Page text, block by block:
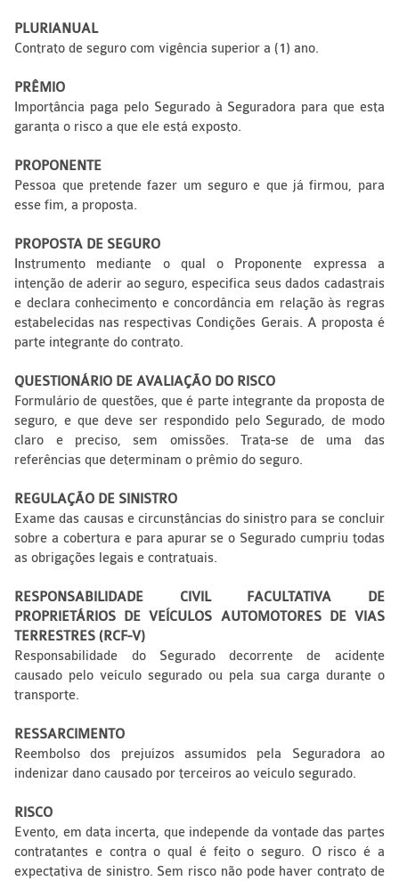
PLURIANUAL
Contrato de seguro com vigência superior a (1) ano.
PRÊMIO
Importância paga pelo Segurado à Seguradora para que esta
garanta o risco a que ele está exposto.
PROPONENTE
Pessoa que pretende fazer um seguro e que já firmou, para
esse fim, a proposta.
PROPOSTA DE SEGURO
Instrumento mediante o qual o Proponente expressa a
intenção de aderir ao seguro, especifica seus dados cadastrais
e declara conhecimento e concordância em relação às regras
estabelecidas nas respectivas Condições Gerais. A proposta é
parte integrante do contrato.
QUESTIONÁRIO DE AVALIAÇÃO DO RISCO
Formulário de questões, que é parte integrante da proposta de
seguro, e que deve ser respondido pelo Segurado, de modo
claro e preciso, sem omissões. Trata-se de uma das
referências que determinam o prêmio do seguro.
REGULAÇÃO DE SINISTRO
Exame das causas e circunstâncias do sinistro para se concluir
sobre a cobertura e para apurar se o Segurado cumpriu todas
as obrigações legais e contratuais.
RESPONSABILIDADE CIVIL FACULTATIVA DE
PROPRIETÁRIOS DE VEÍCULOS AUTOMOTORES DE VIAS
TERRESTRES (RCF-V)
Responsabilidade do Segurado decorrente de acidente
causado pelo veículo segurado ou pela sua carga durante o
transporte.
RESSARCIMENTO
Reembolso dos prejuízos assumidos pela Seguradora ao
indenizar dano causado por terceiros ao veículo segurado.
RISCO
Evento, em data incerta, que independe da vontade das partes
contratantes e contra o qual é feito o seguro. O risco é a
expectativa de sinistro. Sem risco não pode haver contrato de